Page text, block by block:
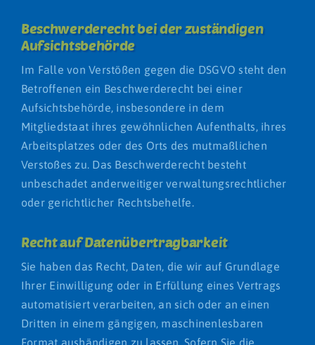
Beschwerde­recht bei der zuständigen
Aufsichts­behörde
Im Falle von Verstößen gegen die DSGVO steht den
Betroffenen ein Beschwerderecht bei einer
Aufsichtsbehörde, insbesondere in dem
Mitgliedstaat ihres gewöhnlichen Aufenthalts, ihres
Arbeitsplatzes oder des Orts des mutmaßlichen
Verstoßes zu. Das Beschwerderecht besteht
unbeschadet anderweitiger verwaltungsrechtlicher
oder gerichtlicher Rechtsbehelfe.
Ebene 2 Platzhalter
Recht auf Daten­übertrag­barkeit
Sie haben das Recht, Daten, die wir auf Grundlage
Ihrer Einwilligung oder in Erfüllung eines Vertrags
automatisiert verarbeiten, an sich oder an einen
Dritten in einem gängigen, maschinenlesbaren
Format aushändigen zu lassen. Sofern Sie die